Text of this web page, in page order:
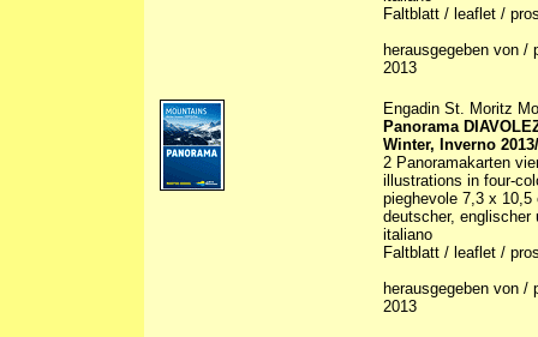
Faltblatt / leaflet /
herausgegeben von
2013
Engadin St. Moritz
Panorama
Winter, Inverno
2 Panoramakarten
illustrations in four-
pieghevole 7,3 x 10,5
deutscher,
italiano
Faltblatt / leaflet /
herausgegeben von
2013